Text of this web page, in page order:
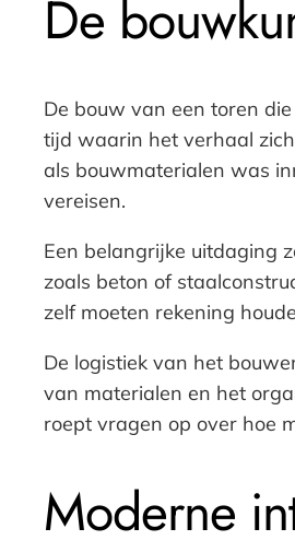
De
De bouw van een toren
tijd waarin het verhaal
als bouwmaterialen was
vereisen.
Een belangrijke uitdaging
zoals beton of
zelf moeten rekening
De logistiek van het
van materialen en het
roept vragen op over hoe
Moderne